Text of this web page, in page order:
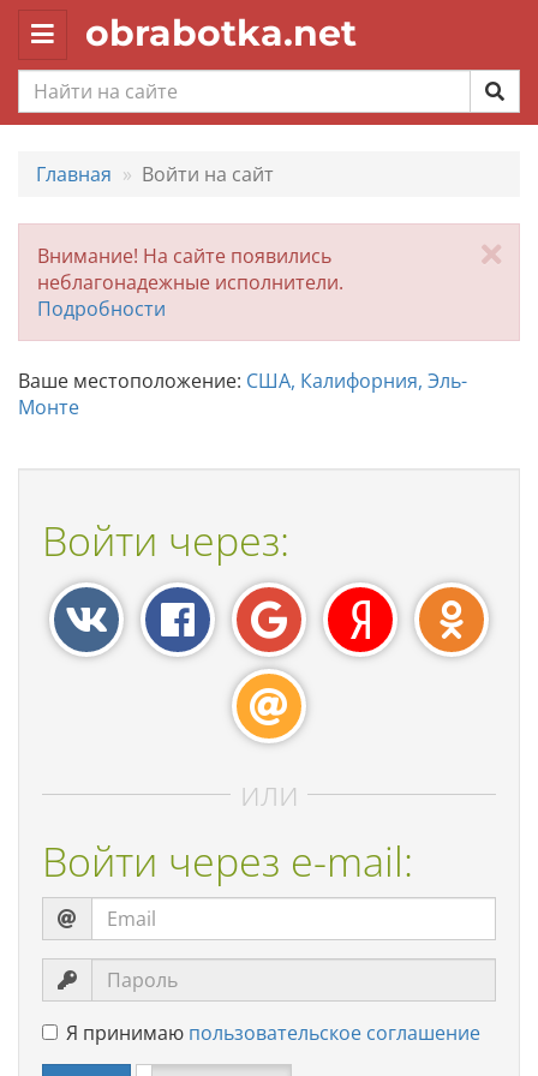
Toggle
navigation
obrabotka.net
Главная Войти на сайт
Внимание! На сайте появились
неблагонадежные исполнители.
Подробности
Ваше местоположение: США, Калифорния, Эль-
Монте
Войти через:
или
Войти через e-mail:
Я принимаю пользовательское соглашение